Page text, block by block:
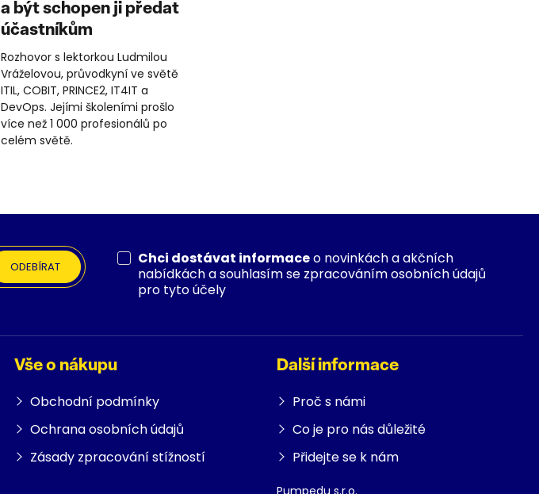
a být schopen ji předat
účastníkům
Rozhovor s lektorkou Ludmilou
Vráželovou, průvodkyní ve světě
ITIL, COBIT, PRINCE2, IT4IT a
DevOps. Jejími školeními prošlo
více než 1 000 profesionálů po
celém světě.
ODEBÍRAT Chci dostávat informaceo novinkách a akčních
nabídkách a souhlasím se zpracováním osobních údajů
pro tyto účely
Vše o nákupu
Obchodní podmínky
Ochrana osobních údajů
Zásady zpracování stížností
Další informace
Proč s námi
Co je pro nás důležité
Přidejte se k nám